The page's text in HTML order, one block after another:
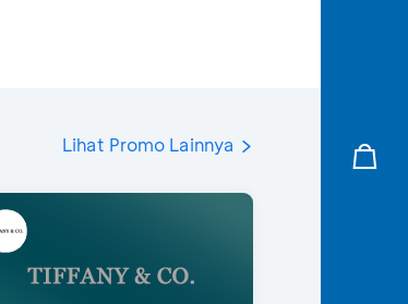
Lihat Promo Lainnya